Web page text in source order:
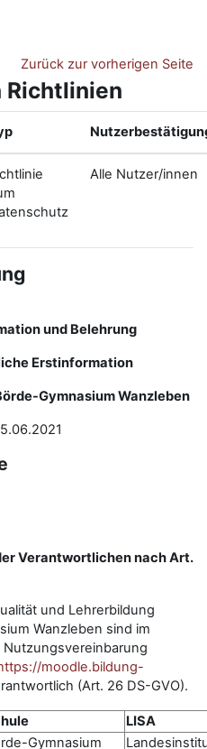
Zurück zur vorherigen Seite
Richtlinien
Alle Nutzer/innen
und Belehrung
Erstinformation
Gymnasium Wanzleben
Verantwortlichen nach Art.
und Lehrerbildung
Wanzleben sind im
moodle.bildung-
(Art. 26 DS-GVO).
LISA
Gymnasium